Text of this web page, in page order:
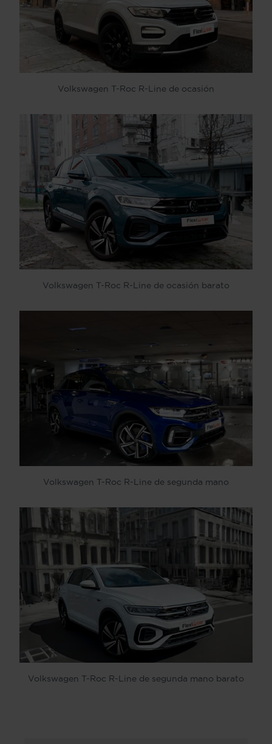
Volkswagen T-Roc R-Line de ocasión
Volkswagen T-Roc R-Line de ocasión barato
Volkswagen T-Roc R-Line de segunda mano
Volkswagen T-Roc R-Line de segunda mano barato